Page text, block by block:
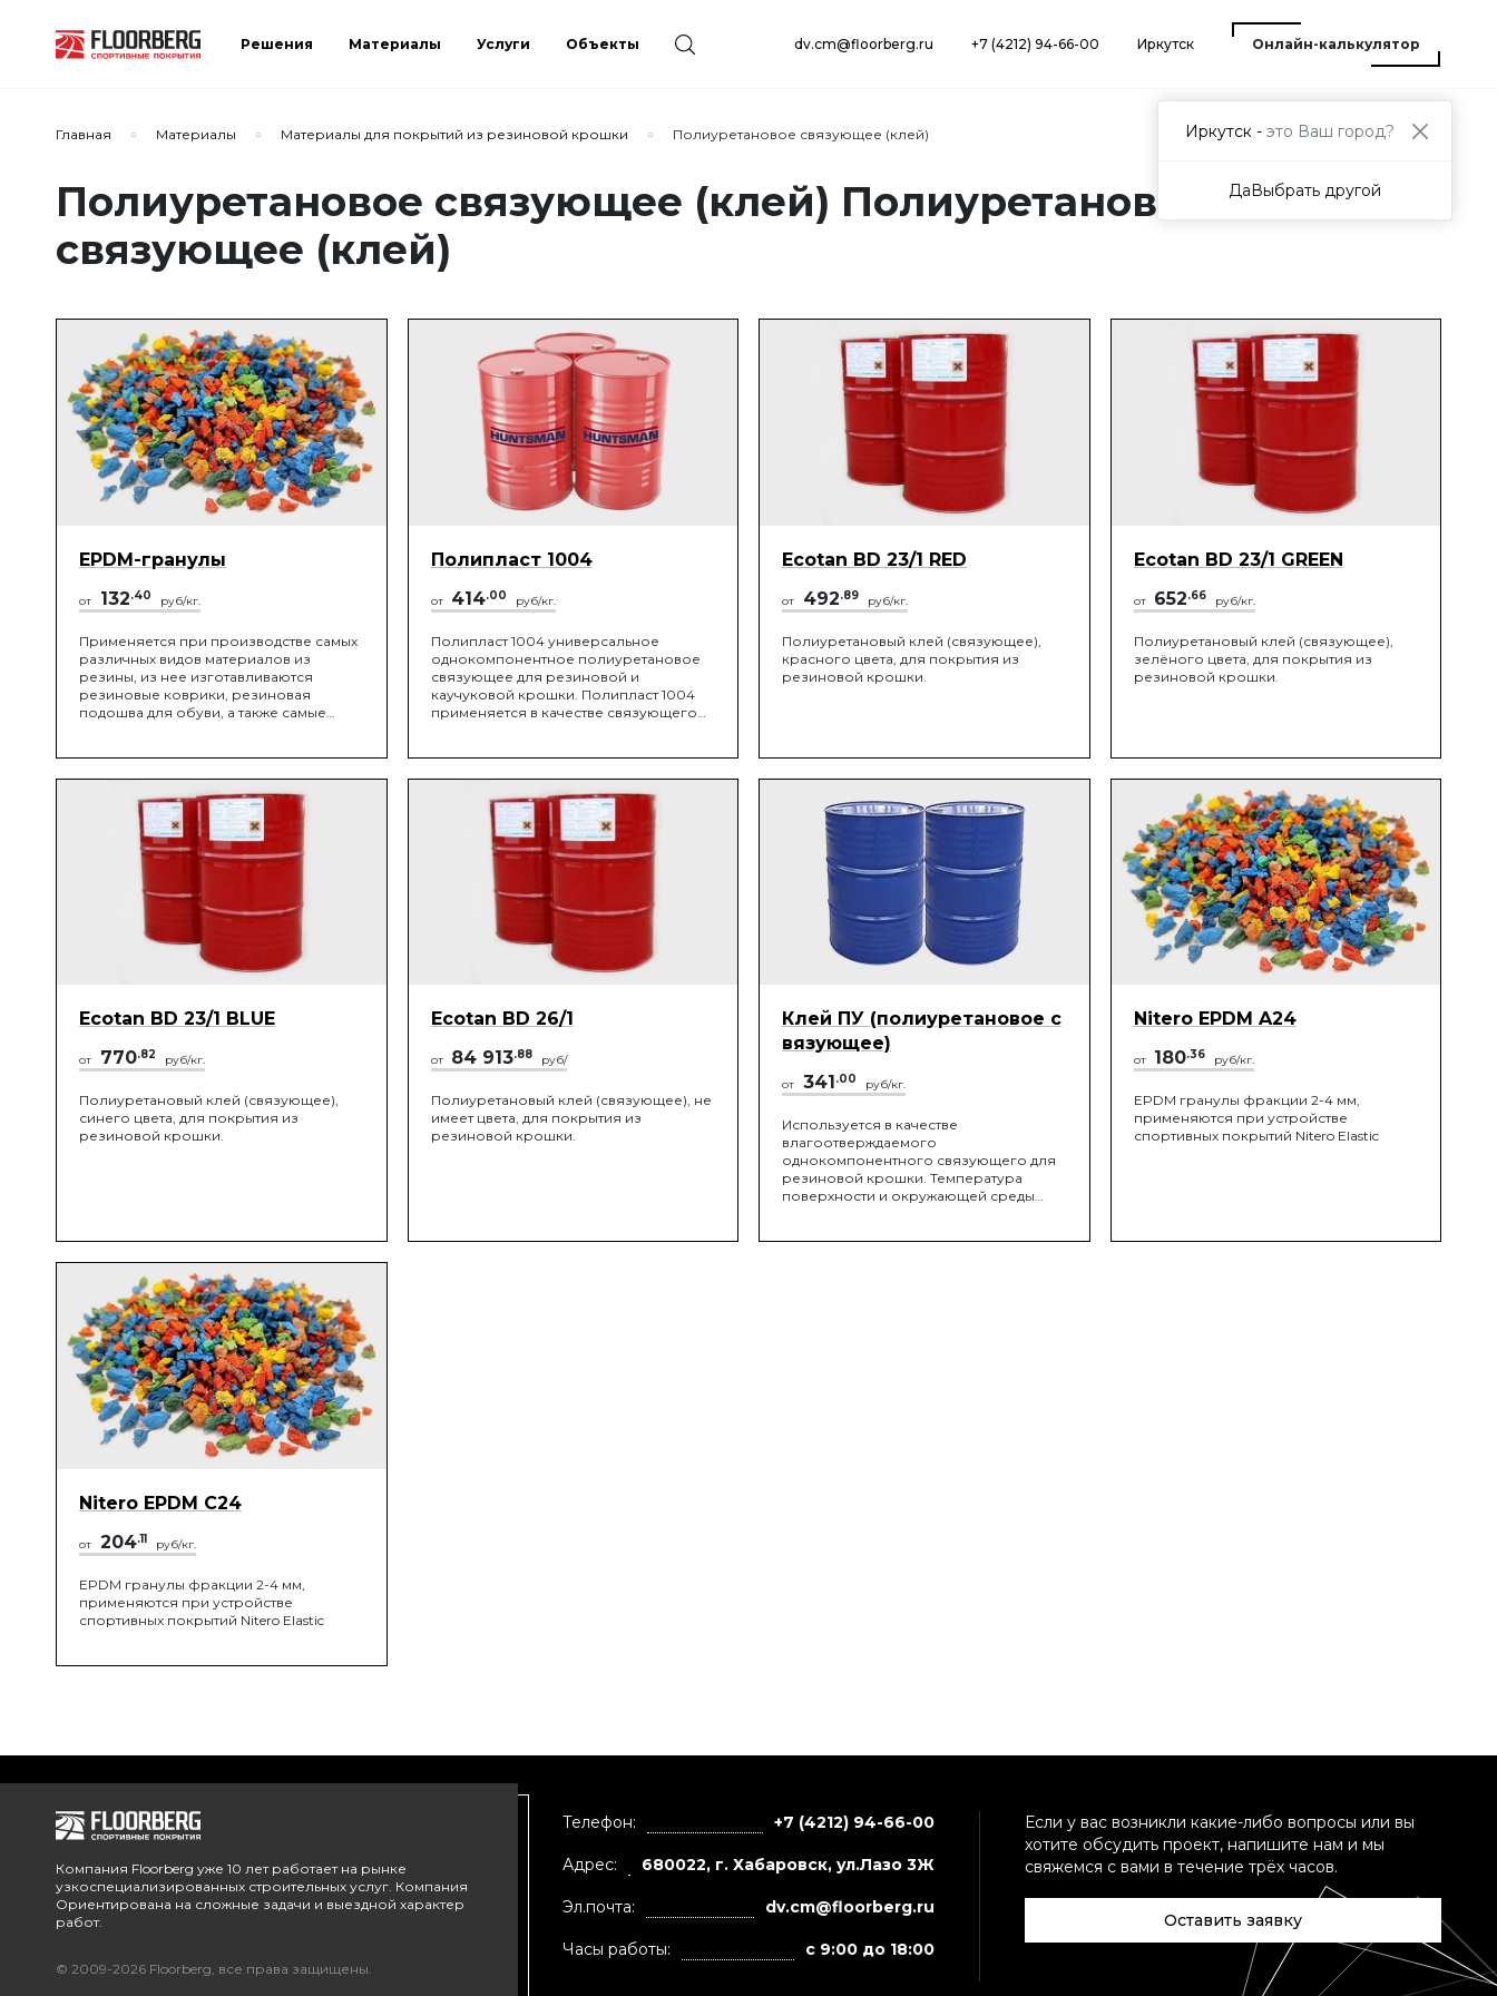
Решения Материалы Услуги Объекты dv.cm@floorberg.ru +7 (4212) 94-66-00 Иркутск Онлайн-калькулятор
Главная Материалы Материалы для покрытий из резиновой крошки Полиуретановое связующее (клей)
Полиуретановое связующее (клей) Полиуретановое
связующее (клей)
EPDM-гранулы
от 132.40 руб/кг.
Применяется при производстве самых
различных видов материалов из
резины, из нее изготавливаются
резиновые коврики, резиновая
подошва для обуви, а также самые
изготавливают покрытия, обладающие
поглощающими вибрацию свойствами.
Полипласт 1004
от 414.00 руб/кг.
Полипласт 1004 универсальное
однокомпонентное полиуретановое
связующее для резиновой и
каучуковой крошки. Полипласт 1004
применяется в качестве связующего
высокопрочных пористых упруго-
эластичных покрытий пола внутри и
вне помещений, игровых и спортивных
покрытий, детских площадок, беговых
дорожек, травмобезопасных покрытий
на лестницах и пандусах, в помещениях
для содержания домашних и
сельскохозяйственных животных и т.д.
Ecotan BD 23/1 RED
от 492.89 руб/кг.
Полиуретановый клей (связующее),
красного цвета, для покрытия из
резиновой крошки.
Ecotan BD 23/1 GREEN
от 652.66 руб/кг.
Полиуретановый клей (связующее),
зелёного цвета, для покрытия из
резиновой крошки.
Ecotan BD 23/1 BLUE
от 770.82 руб/кг.
Полиуретановый клей (связующее),
синего цвета, для покрытия из
резиновой крошки.
Ecotan BD 26/1
от 84 913.88 руб/
Полиуретановый клей (связующее), не
имеет цвета, для покрытия из
резиновой крошки.
Клей ПУ (полиуретановое с
вязующее)
от 341 .00 руб/кг.
Используется в качестве
влагоотверждаемого
однокомпонентного связующего для
резиновой крошки. Температура
поверхности и окружающей среды
Nitero EPDM A24
от 180.36 руб/кг.
EPDM гранулы фракции 2-4 мм,
применяются при устройстве
спортивных покрытий Nitero Elastic
Nitero EPDM C24
от 204.11 руб/кг.
EPDM гранулы фракции 2-4 мм,
применяются при устройстве
спортивных покрытий Nitero Elastic
Компания Floorberg уже 10 лет работает на рынке
узкоспециализированных строительных услуг. Компания
Ориентирована на сложные задачи и выездной характер
работ.
© 2009-2026 Floorberg, все права защищены.
Телефон: +7 (4212) 94-66-00
Адрес: 680022, г. Хабаровск, ул.Лазо 3Ж
Эл.почта: dv.cm@floorberg.ru
Часы работы: с 9:00 до 18:00
Если у вас возникли какие-либо вопросы или вы
хотите обсудить проект, напишите нам и мы
свяжемся с вами в течение трёх часов.
Оставить заявку
Иркутск - это Ваш город?
ДаВыбрать другой